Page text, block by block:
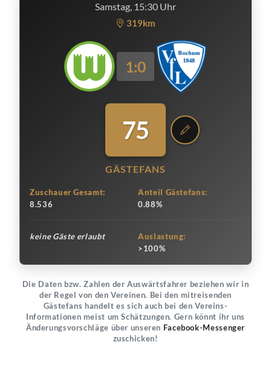
Samstag, 15:30 Uhr
319km
1:0
75
GÄSTEFANS
Zuschauer Gesamt:
8.536
Anteil Gästefans:
0.88%
keine Gäste erlaubt
Auslastung:
>100%
Die Daten bzw. Zahlen der Auswärtsfahrer beziehen wir in
der Regel von den Vereinen. Bei den mitreisenden
Gästefans handelt es sich auch bei den Vereins-
Informationen meist um Schätzungen. Gern könnt ihr uns
Änderungsvorschläge über unseren Facebook-Messenger
zuschicken!